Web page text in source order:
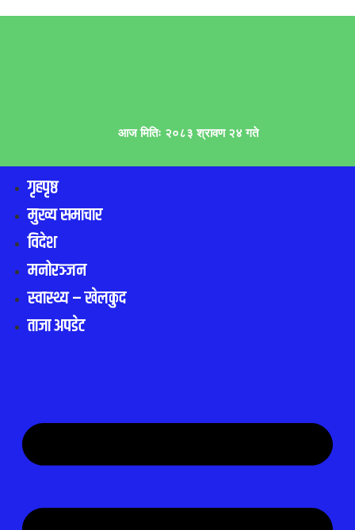
आज मितिः २०८३ श्रावण २४ गते
गृहपृष्ठ
मुख्य समाचार
विदेश
मनोरञ्जन
स्वास्थ्य – खेलकुद
ताजा अपडेट